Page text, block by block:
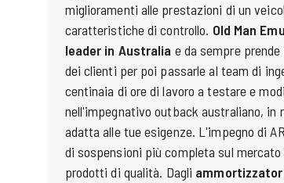
miglioramenti alle prestazioni di un
caratteristiche di controllo. Old Man
leader in Australia e da sempre
dei clienti per poi passarle al team di
centinaia di ore di lavoro a testare e
nell'impegnativo outback australiano, in
adatta alle tue esigenze. L'impegno di
di sospensioni più completa sul
prodotti di qualità. Dagli ammortizzatori